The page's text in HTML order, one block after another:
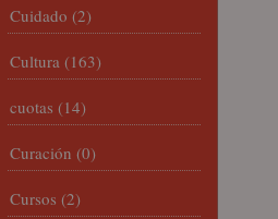
Cuidado (2)
Cultura (163)
cuotas (14)
Curación (0)
Cursos (2)